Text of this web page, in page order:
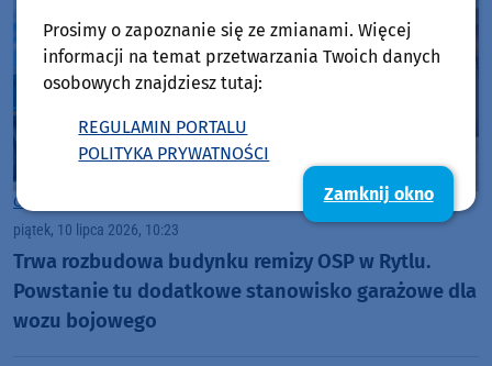
Gmina Czersk
piątek, 10 lipca 2026, 10:23
Trwa rozbudowa budynku remizy OSP w Rytlu.
Powstanie tu dodatkowe stanowisko garażowe dla
wozu bojowego
Prosimy o zapoznanie się ze zmianami. Więcej
informacji na temat przetwarzania Twoich danych
osobowych znajdziesz tutaj:
REGULAMIN PORTALU
POLITYKA PRYWATNOŚCI
Zamknij okno